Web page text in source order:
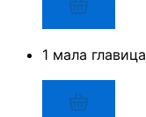
1 мала